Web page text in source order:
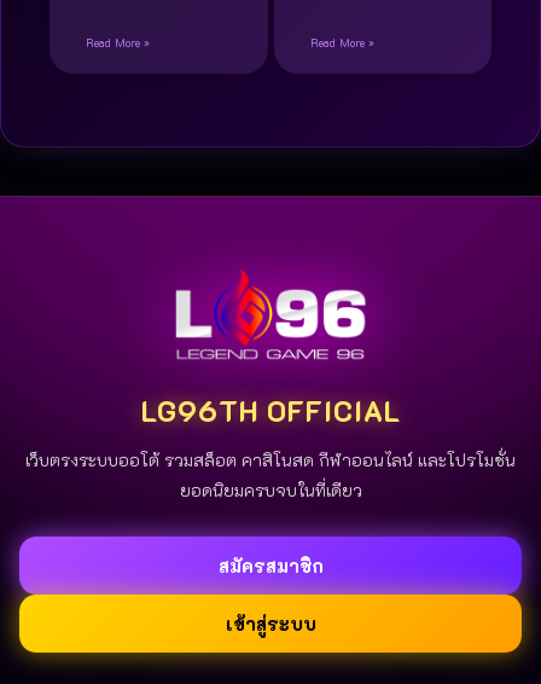
Read More » Read More »
LG96TH OFFICIAL
เว็บตรงระบบออโต้ รวมสล็อต คาสิโนสด กีฬาออนไลน์ และโปรโมชั่น
ยอดนิยมครบจบในที่เดียว
สมัครสมาชิก
เข้าสู่ระบบ